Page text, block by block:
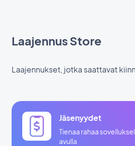
Laajennus Store
Laajennukset, jotka saattavat
Jäsenyydet
Tienaa rahaa
avulla